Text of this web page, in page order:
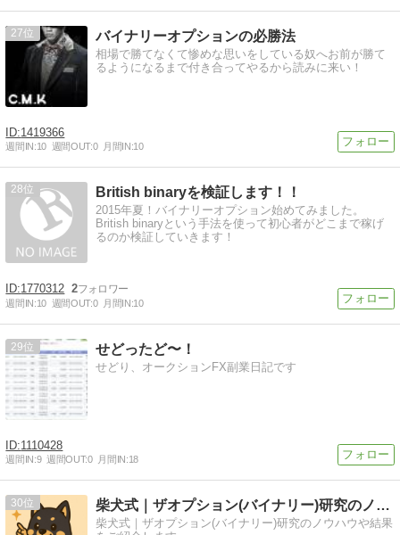
27 バイナリーオプションの必勝法
相場で勝てなくて惨めな思いをしている奴へお前が勝て
るようになるまで付き合ってやるから読みに来い！
1419366
週間IN:10 週間OUT:0 月間IN:10
28 British binaryを検証します！！
2015年夏！バイナリーオプション始めてみました。
British binaryという手法を使って初心者がどこまで稼げ
るのか検証していきます！
1770312 2
週間IN:10 週間OUT:0 月間IN:10
29 せどったど〜！
せどり、オークションFX副業日記です
1110428
週間IN:9 週間OUT:0 月間IN:18
30 柴犬式｜ザオプション(バイナリー)研究のノウハウをご紹介
柴犬式｜ザオプション(バイナリー)研究のノウハウや結果